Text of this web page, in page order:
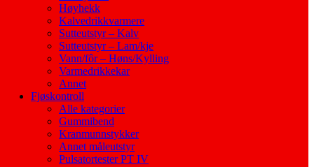
Høyhekk
Kalvedrikkvarmere
Sutteutstyr – Kalv
Sutteutstyr – Lam/kje
Vann/fôr – Høns/Kylling
Varmedrikkekar
Annet
Fjøskontroll
Alle kategorier
Gummibend
Kranmunnstykker
Annet måleutstyr
Pulsatortester PT IV